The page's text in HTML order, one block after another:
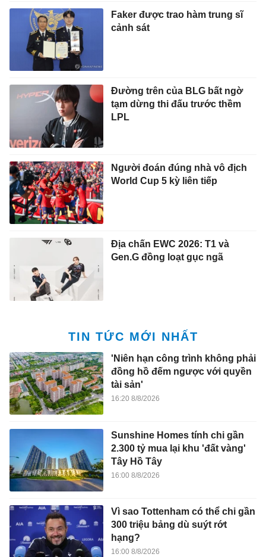
Faker được trao hàm trung sĩ
cảnh sát
Đường trên của BLG bất ngờ
tạm dừng thi đấu trước thềm
LPL
Người đoán đúng nhà vô địch
World Cup 5 kỳ liên tiếp
Địa chấn EWC 2026: T1 và
Gen.G đồng loạt gục ngã
TIN TỨC MỚI NHẤT
'Niên hạn công trình không phải
đồng hồ đếm ngược với quyền
tài sản'
16:20 8/8/2026
Sunshine Homes tính chi gần
2.300 tỷ mua lại khu 'đất vàng'
Tây Hồ Tây
16:00 8/8/2026
Vì sao Tottenham có thể chi gần
300 triệu bảng dù suýt rớt
hạng?
16:00 8/8/2026